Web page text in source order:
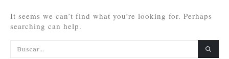
It seems we can’t find what you’re looking for. Perhaps
searching can help.